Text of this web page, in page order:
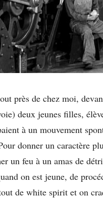
près de chez moi,
deux jeunes filles,
à un mouvement
donner un caractère
un feu à un amas de
on est jeune, de
de white spirit et on